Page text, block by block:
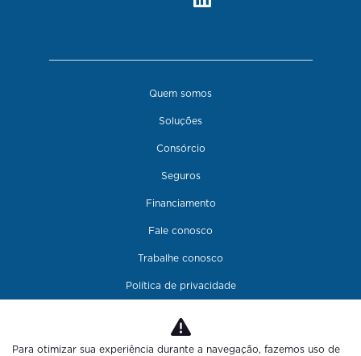
Quem somos
Soluções
Consórcio
Seguros
Financiamento
Fale conosco
Trabalhe conosco
Política de privacidade
Para otimizar sua experiência durante a navegação, fazemos uso de